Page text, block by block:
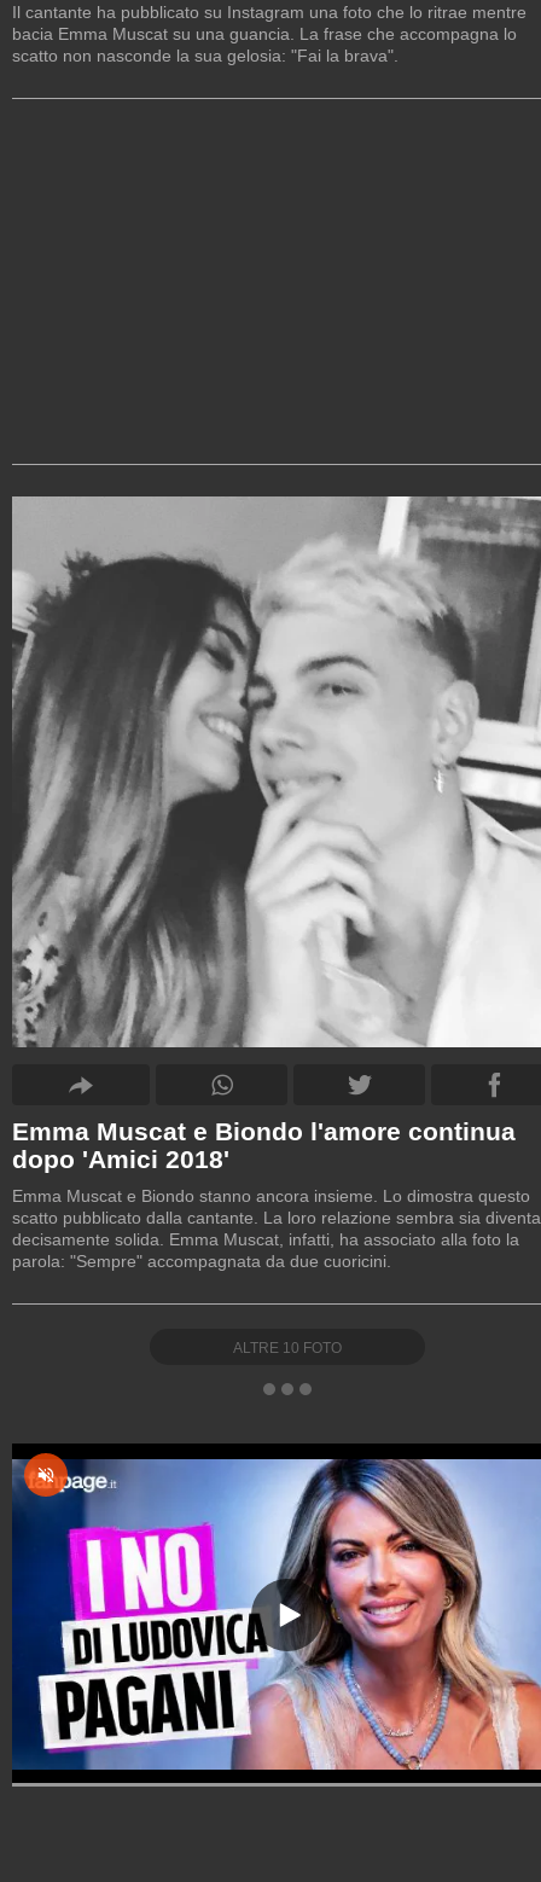
Il cantante ha pubblicato su Instagram una foto che lo ritrae mentre
bacia Emma Muscat su una guancia. La frase che accompagna lo
scatto non nasconde la sua gelosia: "Fai la brava".
Emma Muscat e Biondo l'amore continua
dopo 'Amici 2018'
Emma Muscat e Biondo stanno ancora insieme. Lo dimostra questo
scatto pubblicato dalla cantante. La loro relazione sembra sia
decisamente solida. Emma Muscat, infatti, ha associato alla foto la
parola: "Sempre" accompagnata da due cuoricini.
ALTRE 10 FOTO